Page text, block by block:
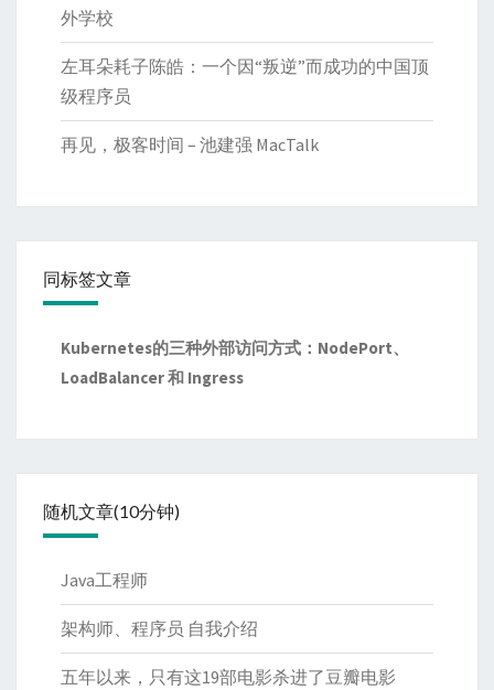
外学校
左耳朵耗子陈皓：一个因“叛逆”而成功的中国顶
级程序员
再见，极客时间 – 池建强 MacTalk
同标签文章
Kubernetes的三种外部访问方式：NodePort、
LoadBalancer 和 Ingress
随机文章(10分钟)
Java工程师
架构师、程序员 自我介绍
五年以来，只有这19部电影杀进了豆瓣电影